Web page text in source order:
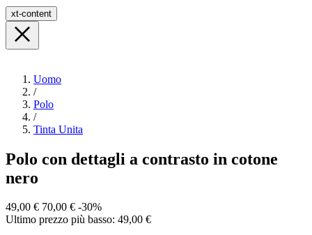
xt-content
Uomo
/
Polo
/
Tinta Unita
Polo con dettagli a contrasto in cotone
nero
49,00 € 70,00 € -30%
Ultimo prezzo più basso: 49,00 €